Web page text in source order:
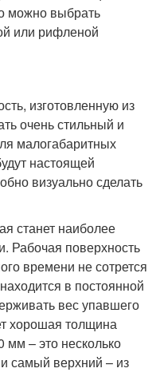
можно выбрать
или рифленой
изготовленную из
очень стильный и
малогабаритных
настоящей
визуально сделать
станет наиболее
Рабочая поверхность
времени не сотрется
в постоянной
вес упавшего
хорошая толщина
– это несколько
самый верхний – из